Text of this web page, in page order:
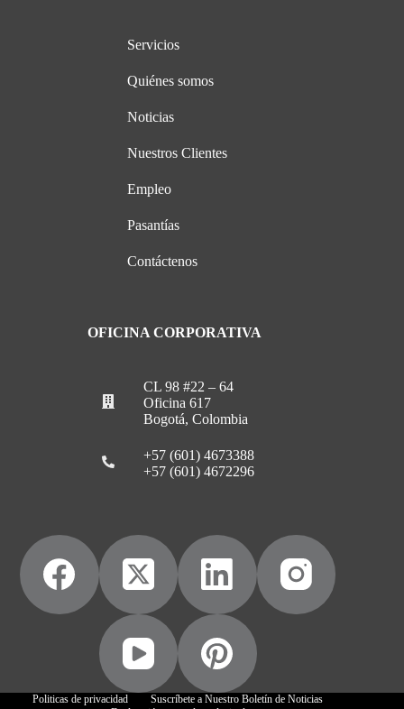
Servicios
Quiénes somos
Noticias
Nuestros Clientes
Empleo
Pasantías
Contáctenos
OFICINA CORPORATIVA
CL 98 #22 – 64
Oficina 617
Bogotá, Colombia
+57 (601) 4673388
+57 (601) 4672296
Politicas de privacidad
Suscríbete a Nuestro Boletín de Noticias